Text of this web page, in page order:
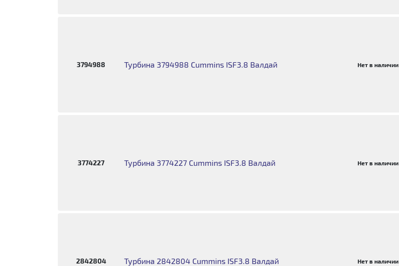
3794988 Турбина 3794988 Cummins ISF3.8 Валдай Нет в наличии
3774227 Турбина 3774227 Cummins ISF3.8 Валдай Нет в наличии
2842804 Турбина 2842804 Cummins ISF3.8 Валдай Нет в наличии